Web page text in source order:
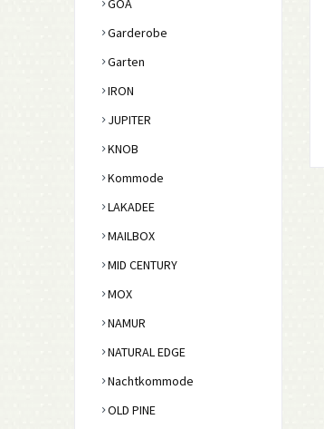
GOA
Garderobe
Garten
IRON
JUPITER
KNOB
Kommode
LAKADEE
MAILBOX
MID CENTURY
MOX
NAMUR
NATURAL EDGE
Nachtkommode
OLD PINE